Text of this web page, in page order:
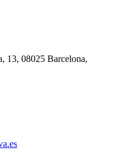
13, 08025 Barcelona,